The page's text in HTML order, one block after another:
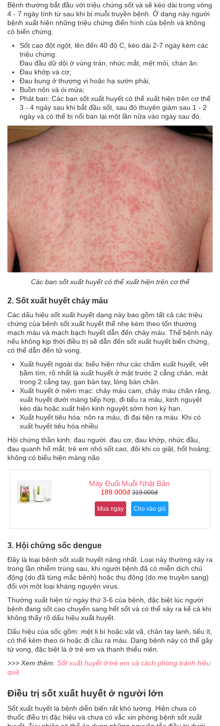
Bệnh thường bắt đầu với triệu chứng sốt và sẽ kéo dài trong vòng
4 - 7 ngày tính từ sau khi bị muỗi truyền bệnh. Ở dạng này người
bệnh xuất hiện những triệu chứng điển hình của bệnh và không
có biến chứng.
Sốt cao đột ngột, lên đến 40 độ C, kéo dài 2-7 ngày kèm các
triệu chứng:
Đau đầu dữ dội ở vùng trán, nhức mắt, mệt mỏi, chán ăn.
Đau khớp và cơ;
Đau bụng ở thượng vị hoặc hạ sườn phải,
Buồn nôn và ói mửa;
Phát ban: Các ban sốt xuất huyết có thể xuất hiện trên cơ thể
3 - 4 ngày sau khi bắt đầu sốt, sau đó thuyên giảm sau 1 - 2
ngày và có thể bị nổi ban lại một lần nữa vào ngày sau đó.
Các ban sốt xuất huyết có thể xuất hiện trên cơ thể
2. Sốt xuất huyết chảy máu
Các dấu hiệu sốt xuất huyết dạng này bao gồm tất cả các triệu
chứng của bệnh sốt xuất huyết thể nhẹ kèm theo tổn thương
mạch máu và mạch bạch huyết dẫn đến chảy máu. Thể bệnh này
nếu không kịp thời điều trị sẽ dẫn đến sốt xuất huyết biến chứng,
có thể dẫn đến tử vong.
Xuất huyết ngoài da: biểu hiện như các chấm xuất huyết, vết
bầm tím, rõ nhất là xuất huyết ở mặt trước 2 cẳng chân, mặt
trong 2 cẳng tay, gan bàn tay, lòng bàn chân.
Xuất huyết ở niêm mạc: chảy máu cam, chảy máu chân răng,
xuất huyết dưới màng tiếp hợp, đi tiểu ra máu, kinh nguyệt
kéo dài hoặc xuất hiện kinh nguyệt sớm hơn kỳ hạn.
Xuất huyết tiêu hóa: nôn ra máu, đi đại tiện ra máu. Khi có
xuất huyết tiêu hóa nhiều
Hội chứng thần kinh: đau người. đau cơ, đau khớp, nhức đầu,
đau quanh hố mắt; trẻ em nhỏ sốt cao, đôi khi co giật, hốt hoảng;
không có biểu hiện màng não
Máy Đuổi Muỗi Nhật Bản
189.000đ319.000đ
Mua ngay Cho vào giỏ
3. Hội chứng sốc dengue
Đây là loại bệnh sốt xuất huyết nặng nhất. Loại này thường xảy ra
trong lần nhiễm trùng sau, khi người bệnh đã có miễn dịch chủ
động (do đã từng mắc bệnh) hoặc thụ động (do mẹ truyền sang)
đối với một loại kháng nguyên virus.
Thường xuất hiện từ ngày thứ 3-6 của bệnh, đặc biệt lúc người
bệnh đang sốt cao chuyển sang hết sốt và có thể xảy ra kể cả khi
không thấy rõ dấu hiệu xuất huyết.
Dấu hiệu của sốc gồm: mệt li bì hoặc vật vã, chân tay lạnh, tiểu ít,
có thể kèm theo ói hoặc đi cầu ra máu. Dạng bệnh này có thể gây
tử vong, đặc biệt là ở trẻ em và thanh thiếu niên.
>>> Xem thêm: Sốt xuất huyết ở trẻ em và cách phòng tránh hiệu
quả
Điều trị sốt xuất huyết ở người lớn
Sốt xuất huyết là bệnh diễn biến rất khó lường. Hiện chưa có
thuốc điều trị đặc hiệu và chưa có vắc xin phòng bệnh sốt xuất